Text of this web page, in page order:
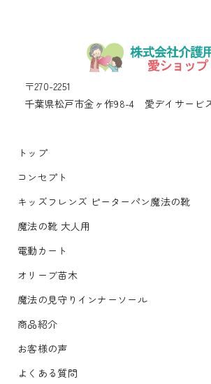
〒270-2251
千葉県松戸市金ヶ作98-4 愛デイサービ
トップ
コンセプト
キッズフレンズ ピーターパン魔法の靴
魔法の靴 大人用
電動カート
オリーブ苗木
魔法の見守りインナーソール
商品紹介
お客様の声
よくある質問